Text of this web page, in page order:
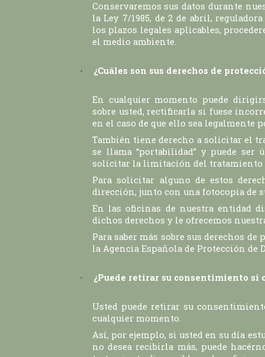
Conservaremos sus datos durante
la Ley 7/1985, de 2 de abril,
los plazos legales aplicables,
el medio ambiente.
· ¿Cuáles son sus derechos de
En cualquier momento puede
sobre usted, rectificarla si fuese
en el caso de que ello sea legalmente
También tiene derecho a solicitar el
se llama “portabilidad” y puede ser
solicitar la limitación del tratamiento
Para solicitar alguno de estos
dirección, junto con una fotocopia de
En las oficinas de nuestra entidad
dichos derechos y le ofrecemos
Para saber más sobre sus derechos
la Agencia Española de Protección de
· ¿Puede retirar su consentimiento si
Usted puede retirar su
cualquier momento.
Así, por ejemplo, si usted en su día
no desea recibirla más, puede